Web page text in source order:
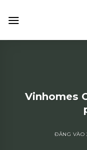
qua
dung
Vinhomes
ĐĂNG VÀO